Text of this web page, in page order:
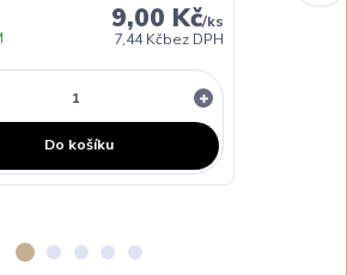
9,00 Kč/ks
7,44 Kčbez DPH
Do košíku